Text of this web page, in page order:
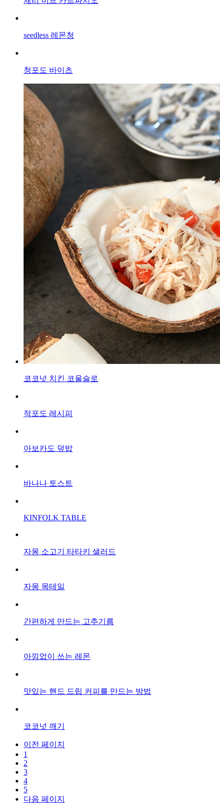
seedless 레몬청
청포도 바이츠
코코넛 치킨 코울슬로
적포도 레시피
아보카도 덮밥
바나나 토스트
KINFOLK TABLE
자몽 소고기 타타키 샐러드
자몽 목테일
간편하게 만드는 고추기름
아낌없이 쓰는 레몬
맛있는 핸드 드립 커피를 만드는 방법
코코넛 깨기
이전 페이지
1
2
3
4
5
다음 페이지